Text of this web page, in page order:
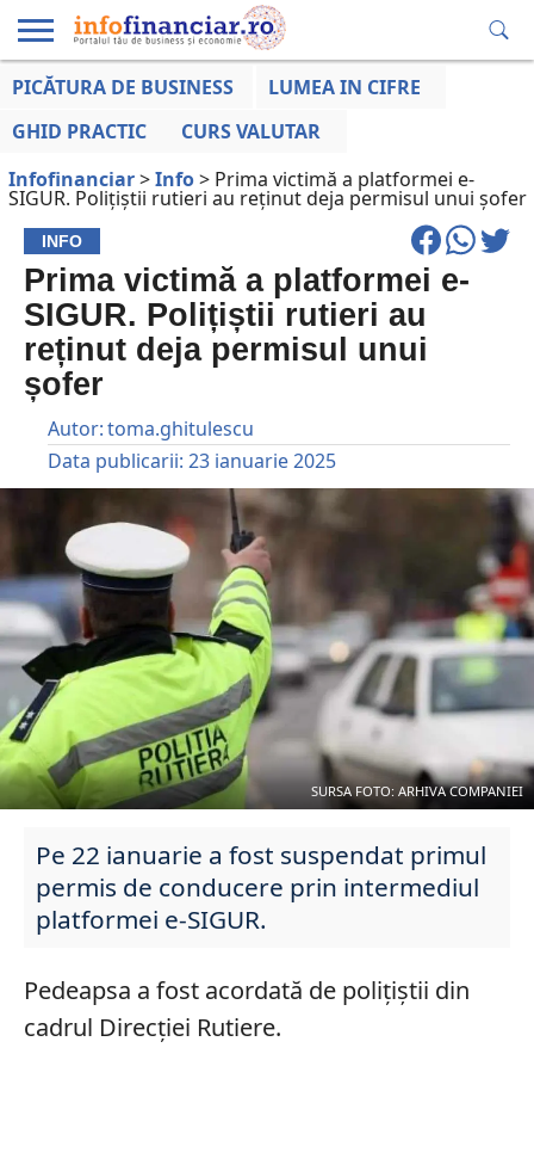
EDUCAȚIE
LA ZI
AFACERILOR
PICĂTURA DE BUSINESS
LUMEA IN CIFRE
GHID PRACTIC
CURS VALUTAR
Infofinanciar>Info> Prima victimă a platformei e-
SIGUR. Polițiștii rutieri au reținut deja permisul unui șofer
INFO
Prima victimă a platformei e-
SIGUR. Polițiștii rutieri au
reținut deja permisul unui
șofer
Autor:toma.ghitulescu
Data publicarii: 23 ianuarie 2025
SURSA FOTO: ARHIVA COMPANIEI
Pe 22 ianuarie a fost suspendat primul
permis de conducere prin intermediul
platformei e-SIGUR.
Pedeapsa a fost acordată de polițiștii din
cadrul Direcției Rutiere.